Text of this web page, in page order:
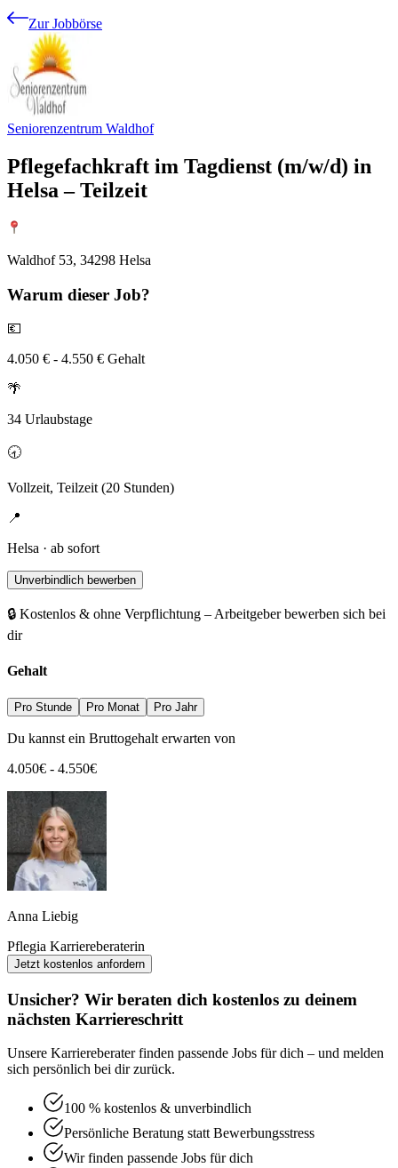
Zur Jobbörse
Seniorenzentrum Waldhof
Pflegefachkraft im Tagdienst (m/w/d) in
Helsa – Teilzeit
Waldhof 53, 34298 Helsa
Warum dieser Job?
💶
4.050 € - 4.550 € Gehalt
🌴
34 Urlaubstage
🕣
Vollzeit, Teilzeit (20 Stunden)
📍
Helsa · ab sofort
Unverbindlich bewerben
🔒 Kostenlos & ohne Verpflichtung – Arbeitgeber bewerben sich bei
dir
Gehalt
Pro Stunde Pro Monat Pro Jahr
Du kannst ein Bruttogehalt erwarten von
4.050€ - 4.550€
Anna Liebig
Pflegia Karriereberaterin
Jetzt kostenlos anfordern
Unsicher? Wir beraten dich kostenlos zu deinem
nächsten Karriereschritt
Unsere Karriereberater finden passende Jobs für dich – und melden
sich persönlich bei dir zurück.
100 % kostenlos & unverbindlich
Persönliche Beratung statt Bewerbungsstress
Wir finden passende Jobs für dich